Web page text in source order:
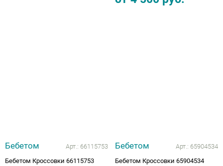
Бебетом Арт.: 66115753
Бебетом Кроссовки 66115753
Бебетом Арт.: 65904534
Бебетом Кроссовки 65904534